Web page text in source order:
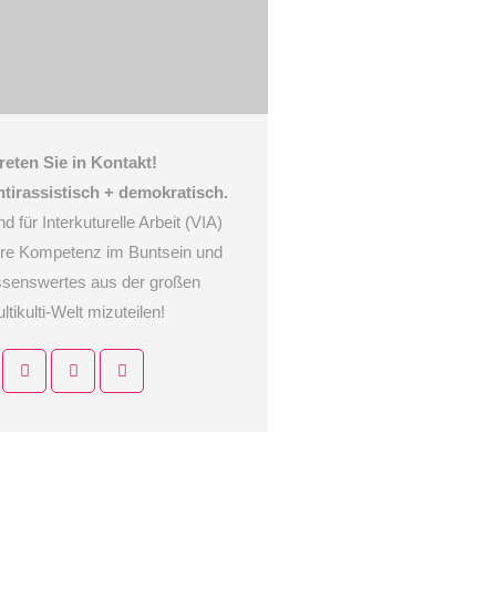
Sie in Kontakt!
+ demokratisch.
für Interkuturelle Arbeit (VIA)
Kompetenz im Buntsein und
aus der großen
Welt mizuteilen!